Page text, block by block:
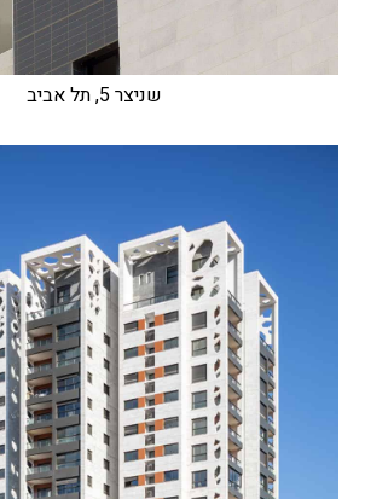
שניצר 5, תל אביב